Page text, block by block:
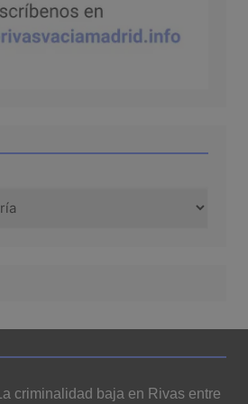
La criminalidad baja en Rivas entre